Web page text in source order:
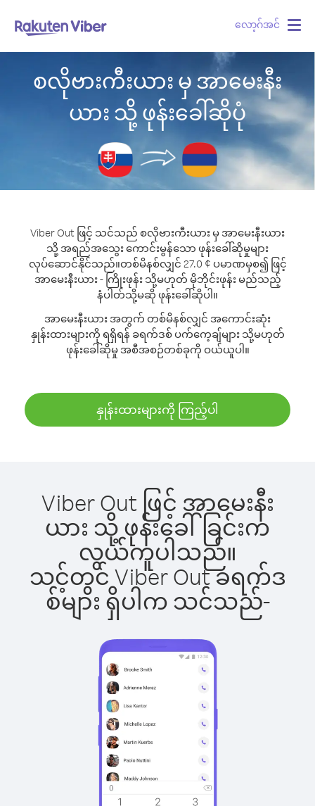
လော့ဂ်အင်
စလိုဗားကီးယား မှ အာမေးနီး
ယား သို့ ဖုန်းခေါ်ဆိုပုံ
Viber Out ဖြင့် သင်သည် စလိုဗားကီးယား မှ အာမေးနီးယား
သို့ အရည်အသွေး ကောင်းမွန်သော ဖုန်းခေါ်ဆိုမှုများ
လုပ်ဆောင်နိုင်သည်။တစ်မိနစ်လျှင် 27.0 ¢ ပမာဏမှစ၍ ဖြင့်
အာမေးနီးယား - ကြိုးဖုန်း သို့မဟုတ် မိုဘိုင်းဖုန်း မည်သည့်
နံပါတ်သို့မဆို ဖုန်းခေါ်ဆိုပါ။
အာမေးနီးယား အတွက် တစ်မိနစ်လျှင် အကောင်းဆုံး
နှုန်းထားများကို ရရှိရန် ခရက်ဒစ် ပက်ကေ့ချ်များ သို့မဟုတ်
ဖုန်းခေါ်ဆိုမှု အစီအစဉ်တစ်ခုကို ဝယ်ယူပါ။
နှုန်းထားများကို ကြည့်ပါ
Viber Out ဖြင့် အာမေးနီး
ယား သို့ ဖုန်းခေါ်ခြင်းက
လွယ်ကူပါသည်။
သင့်တွင် Viber Out ခရက်ဒ
စ်များ ရှိပါက သင်သည်-